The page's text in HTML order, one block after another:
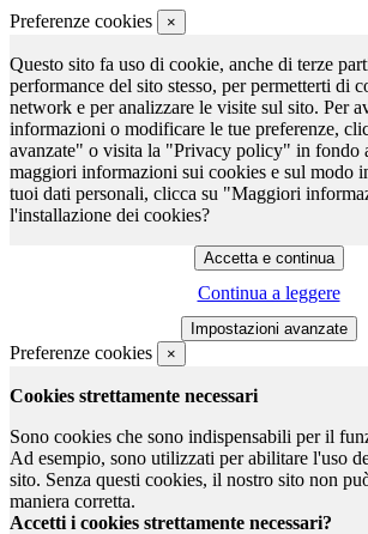
Preferenze cookies ×
Questo sito fa uso di cookie, anche di terze
performance del sito stesso, per permetterti di
network e per analizzare le visite sul sito. Per
informazioni o modificare le tue preferenze,
avanzate" o visita la "Privacy policy" in fondo
maggiori informazioni sui cookies e sul modo
tuoi dati personali, clicca su "Maggiori
l'installazione dei cookies?
Continua a leggere
Preferenze cookies ×
Cookies strettamente necessari
Sono cookies che sono indispensabili per il
Ad esempio, sono utilizzati per abilitare l'uso
sito. Senza questi cookies, il nostro sito non
maniera corretta.
Accetti i cookies strettamente necessari?